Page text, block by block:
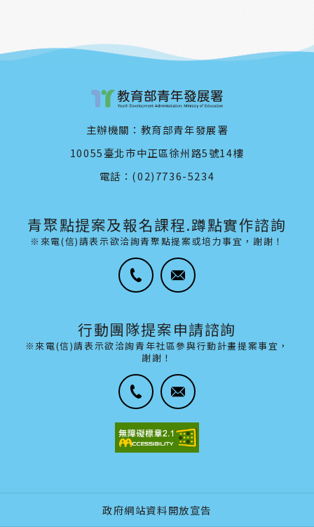
主辦機關：教育部青年發展署
10055臺北市中正區徐州路5號14樓
電話：(02)7736-5234
青聚點提案及報名課程.蹲點實作諮詢
※來電(信)請表示欲洽詢青聚點提案或培力事宜，謝謝！
行動團隊提案申請諮詢
※來電(信)請表示欲洽詢青年社區參與行動計畫提案事宜，
謝謝！
政府網站資料開放宣告